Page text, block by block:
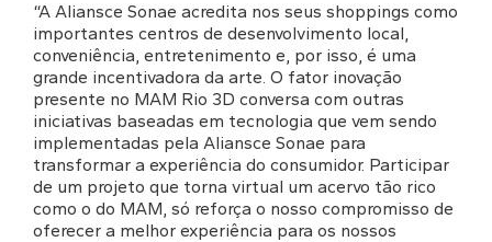
“A Aliansce Sonae acredita nos seus shoppings como
importantes centros de desenvolvimento local,
conveniência, entretenimento e, por isso, é uma
grande incentivadora da arte. O fator inovação
presente no MAM Rio 3D conversa com outras
iniciativas baseadas em tecnologia que vem sendo
implementadas pela Aliansce Sonae para
transformar a experiência do consumidor. Participar
de um projeto que torna virtual um acervo tão rico
como o do MAM, só reforça o nosso compromisso de
oferecer a melhor experiência para os nossos